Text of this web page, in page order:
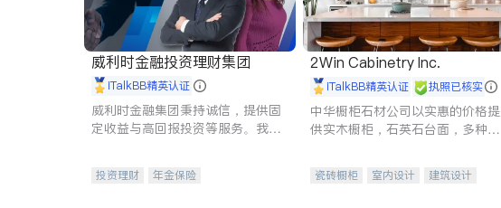
威利时金融投资理财集团
iTalkBB精英认证
威利时金融集团秉持诚信，提供固
定收益与高回报投资等服务。我们
元化组合，助力客户实现目标
投资理财
年金保险
2Win Cabinetry Inc.
iTalkBB精英认证 执照已核实
中华橱柜石材公司以实惠的价格提
供实木橱柜，石英石台面，多种优
机。品质厨房，家的选择。
瓷砖橱柜 室内设计
建筑设计